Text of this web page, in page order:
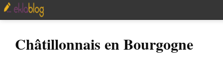
Châtillonnais en Bourgogne